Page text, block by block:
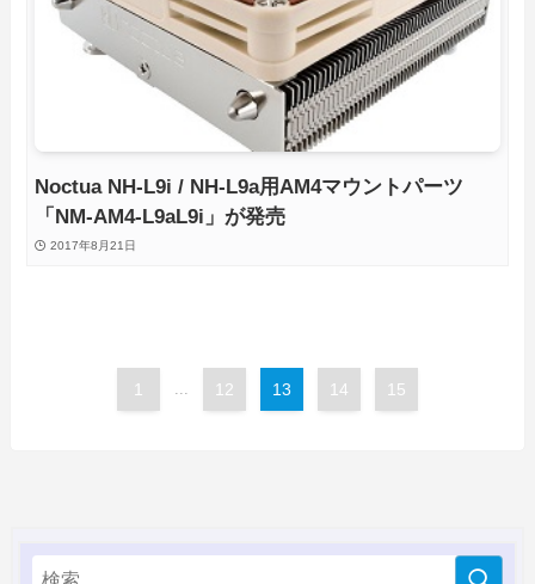
Noctua NH-L9i / NH-L9a用AM4マウントパーツ
「NM-AM4-L9aL9i」が発売
2017年8月21日
1 ... 12 13 14 15